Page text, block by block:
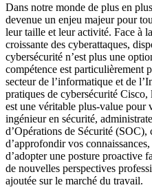
Dans notre monde de plus en
devenue un enjeu majeur pour
leur taille et leur activité. Face à
croissante des cyberattaques,
cybersécurité n’est plus une
compétence est particulièrement
secteur de l’informatique et de
pratiques de cybersécurité
est une véritable plus-value pour
ingénieur en sécurité,
d’Opérations de Sécurité
d’approfondir vos
d’adopter une posture proactive
de nouvelles perspectives
ajoutée sur le marché du travail.